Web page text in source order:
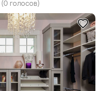
(0 голосов)